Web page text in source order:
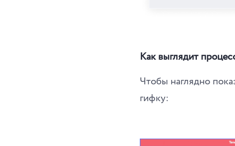
Как выглядит
Чтобы наглядно
гифку: